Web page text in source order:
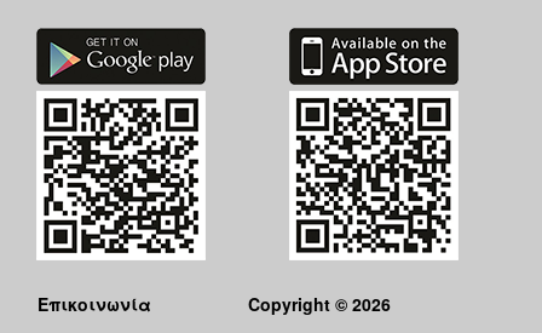
Επικοινωνία
Copyright © 2026